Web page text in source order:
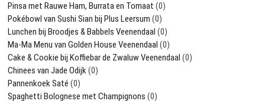
Pinsa met Rauwe Ham, Burrata en Tomaat (0)
Pokébowl van Sushi Sian bij Plus Leersum (0)
Lunchen bij Broodjes & Babbels Veenendaal (0)
Ma-Ma Menu van Golden House Veenendaal (0)
Cake & Cookie bij Koffiebar de Zwaluw Veenendaal (0)
Chinees van Jade Odijk(0)
Pannenkoek Saté (0)
Spaghetti Bolognese met Champignons (0)